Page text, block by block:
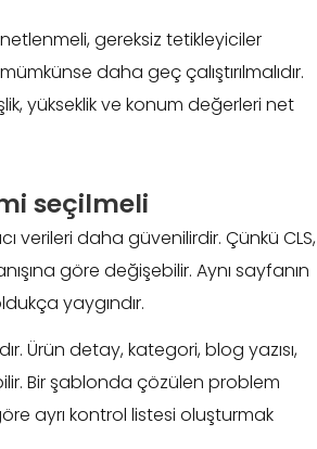
gereksiz tetikleyiciler
daha geç çalıştırılmalıdır.
yükseklik ve konum değerleri net
seçilmeli
verileri daha güvenilirdir. Çünkü CLS,
göre değişebilir. Aynı sayfanın
yaygındır.
Ürün detay, kategori, blog yazısı,
Bir şablonda çözülen problem
ayrı kontrol listesi oluşturmak